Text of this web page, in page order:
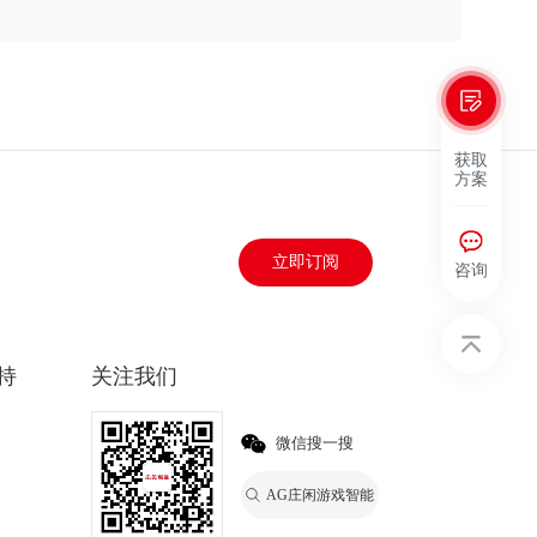
获取
方案
咨询
立即订阅
关注我们
微信搜一搜
AG庄闲游戏智能